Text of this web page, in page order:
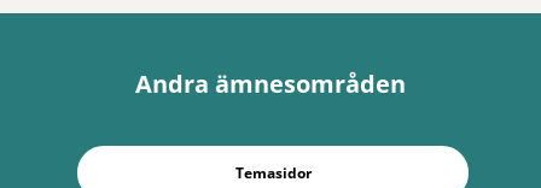
Andra ämnesområden
Temasidor